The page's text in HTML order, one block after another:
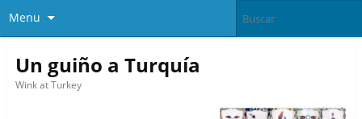
Menu
Un guiño a Turquía
Wink at Turkey